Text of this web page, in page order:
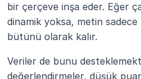
bir çerçeve inşa eder. Eğer
dinamik yoksa, metin
bütünü olarak kalır.
Veriler de bunu
değerlendirmeler, düşük